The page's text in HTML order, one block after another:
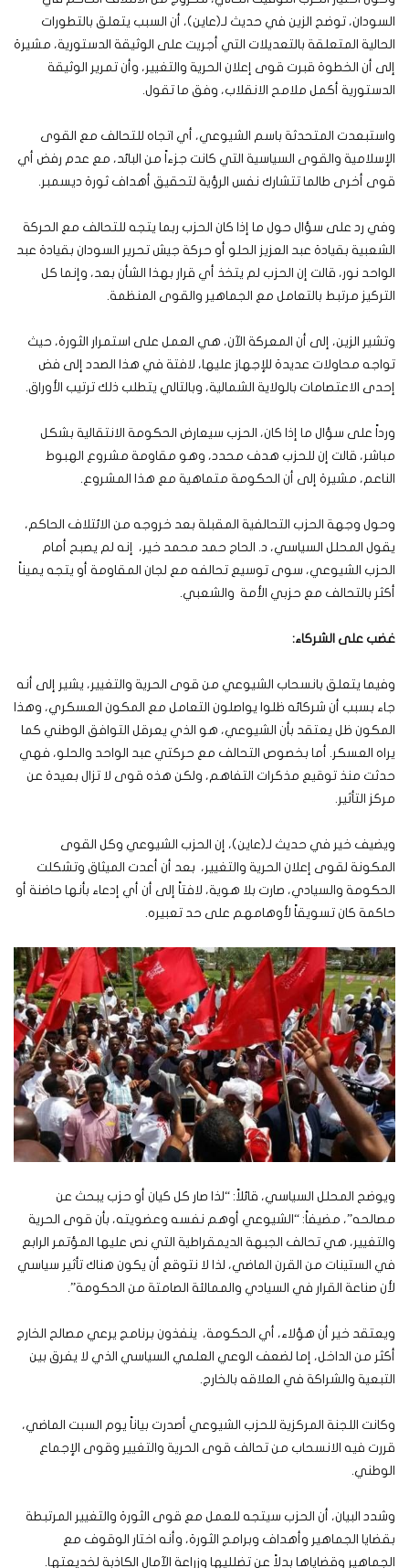
السودان، توضح الزين في حديث لـ(عاين)، أن السبب يتعلق بالتطورات
الحالية المتعلقة بالتعديلات التي أجريت على الوثيقة الدستورية، مشيرة
إلى أن الخطوة قبرت قوى إعلان الحرية والتغيير، وأن تمرير الوثيقة
الدستورية أكمل ملامح الانقلاب، وفق ما تقول.
واستبعدت المتحدثة باسم الشيوعي، أي اتجاه للتحالف مع القوى
الإسلامية والقوى السياسية التي كانت جزءاً من البائد، مع عدم رفض أي
قوى أخرى طالما تتشارك نفس الرؤية لتحقيق أهداف ثورة ديسمبر.
وفي رد على سؤال حول ما إذا كان الحزب ربما يتجه للتحالف مع الحركة
الشعبية بقيادة عبد العزيز الحلو أو حركة جيش تحرير السودان بقيادة عبد
الواحد نور، قالت إن الحزب لم يتخذ أي قرار بهذا الشأن بعد، وإنما كل
التركيز مرتبط بالتعامل مع الجماهير والقوى المنظمة.
وتشير الزين، إلى أن المعركة الآن، هي العمل على استمرار الثورة، حيث
تواجه محاولات عديدة للإجهاز عليها، لافتة في هذا الصدد إلى فض
إحدى الاعتصامات بالولاية الشمالية، وبالتالي يتطلب ذلك ترتيب الأوراق.
ورداً على سؤال ما إذا كان، الحزب سيعارض الحكومة الانتقالية بشكل
مباشر، قالت إن للحزب هدف محدد، وهو مقاومة مشروع الهبوط
الناعم، مشيرة إلى أن الحكومة متماهية مع هذا المشروع.
وحول وجهة الحزب التحالفية المقبلة بعد خروجه من الائتلاف الحاكم،
يقول المحلل السياسي، د. الحاج حمد محمد خير، إنه لم يصبح أمام
الحزب الشيوعي، سوى توسيع تحالفه مع لجان المقاومة أو يتجه يميناً
أكثر بالتحالف مع حزبي الأمة والشعبي.
غضب على الشركاء:
وفيما يتعلق بانسحاب الشيوعي من قوى الحرية والتغيير، يشير إلى أنه
جاء بسبب أن شركائه ظلوا يواصلون التعامل مع المكون العسكري، وهذا
المكون ظل يعتقد بأن الشيوعي، هو الذي يعرقل التوافق الوطني كما
يراه العسكر. أما بخصوص التحالف مع حركتي عبد الواحد والحلو، فهي
حدثت منذ توقيع مذكرات التفاهم، ولكن هذه قوى لا تزال بعيدة عن
مركز التأثير.
ويضيف خير في حديث لـ(عاين)، إن الحزب الشيوعي وكل القوى
المكونة لقوى إعلان الحرية والتغيير، بعد أن أعدت الميثاق وتشكلت
الحكومة والسيادي، صارت بلا هوية، لافتاً إلى أن أي إدعاء بأنها حاضنة أو
حاكمة كان تسويقاً لأوهامهم على حد تعبيره.
ويوضح المحلل السياسي، قائلاً: “لذا صار كل كيان أو حزب يبحث عن
مصالحه”، مضيفاً: “الشيوعي أوهم نفسه وعضويته، بأن قوى الحرية
والتغيير، هي تحالف الجبهة الديمقراطية التي نص عليها المؤتمر الرابع
في الستينات من القرن الماضي، لذا لا نتوقع أن يكون هناك تأثير سياسي
لأن صناعة القرار في السيادي والممالئة الصامتة من الحكومة”.
ويعتقد خير أن هؤلاء، أي الحكومة، ينفذون برنامج يرعي مصالح الخارج
أكثر من الداخل، إما لضعف الوعي العلمي السياسي الذي لا يفرق بين
التبعية والشراكة في العلاقه بالخارج.
وكانت اللجنة المركزية للحزب الشيوعي أصدرت بياناً يوم السبت الماضي،
قررت فيه الانسحاب من تحالف قوى الحرية والتغيير وقوى الإجماع
الوطني.
وشدد البيان، أن الحزب سيتجه للعمل مع قوى الثورة والتغيير المرتبطة
بقضايا الجماهير وأهداف وبرامج الثورة، وأنه اختار الوقوف مع
الجماهير وقضاياها بدلاً عن تضلليها وزراعة الآمال الكاذبة لخديعتها.